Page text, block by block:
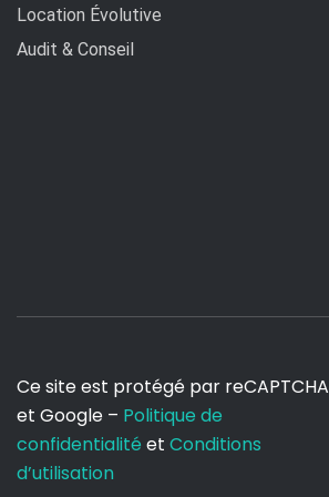
Location Évolutive
Audit & Conseil
Ce site est protégé par reCAPTCHA
et Google – Politique de
confidentialité et Conditions
d’utilisation